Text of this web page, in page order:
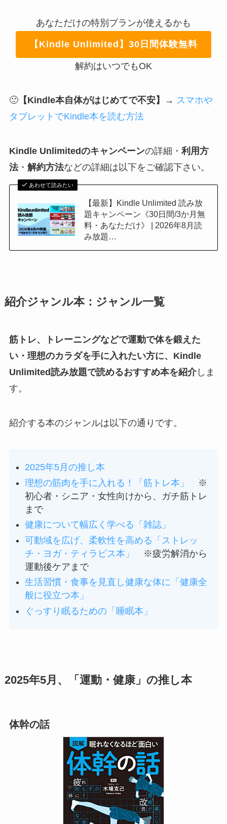
あなただけの特別プランが使えるかも
【Kindle Unlimited】30日間体験無料
解約はいつでもOK
🙁【Kindle本自体がはじめてで不安】 → スマホや
タブレットでKindle本を読む方法
Kindle Unlimitedのキャンペーンの詳細・ 利用方
法・ 解約方法などの詳細は以下をご確認下さい。
あわせて読みたい
【最新】Kindle Unlimited 読み放
題キャンペーン《30日間/3か月無
料・あなただけ》 | 2026年8月読
み放題…
紹介ジャンル本：ジャンル一覧
筋トレ、トレーニングなどで運動で体を鍛えた
い・理想のカラダを手に入れたい方に、Kindle
Unlimited読み放題で読めるおすすめ本を紹介しま
す。
紹介する本のジャンルは以下の通りです。
2025年5月の推し本
理想の筋肉を手に入れる！「筋トレ本」
※
初心者・シニア・女性向けから、ガチ筋トレ
まで
健康について幅広く学べる「雑誌」
可動域を広げ、柔軟性を高める「ストレッ
チ・ヨガ・ティラピス本」
※疲労解消から
運動後ケアまで
生活習慣・食事を見直し健康な体に「健康全
般に役立つ本」
ぐっすり眠るための「睡眠本」
2025年5月、「運動・健康」の推し本
体幹の話